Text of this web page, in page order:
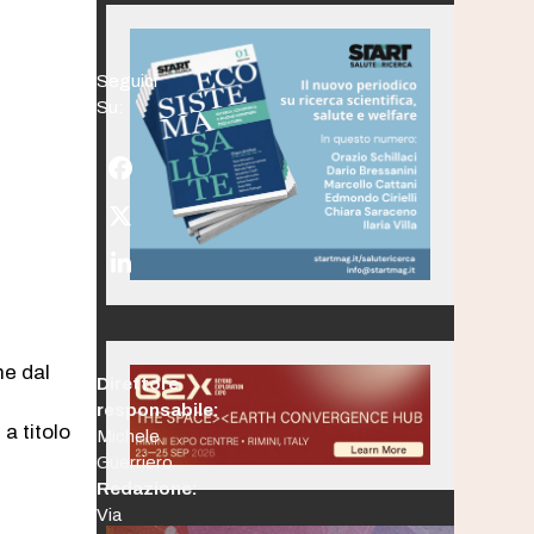
dal
a titolo
Seguici
Su:
Facebook
Twitter
(deprecated)
LinkedIn
Direttore
responsabile:
Michele
Guerriero
Redazione:
Via